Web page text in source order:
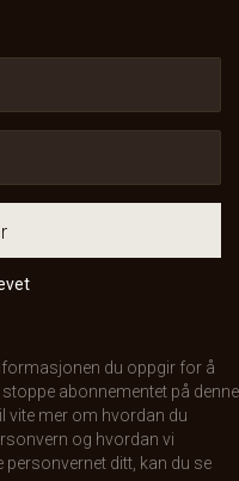
du oppgir for å
abonnementet på denne
vite mer om hvordan du
og hvordan vi
ditt, kan du se